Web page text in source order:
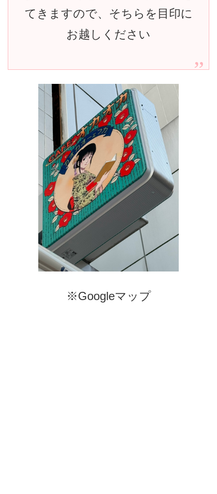
てきますので、そちらを目印に
お越しください
※Googleマップ